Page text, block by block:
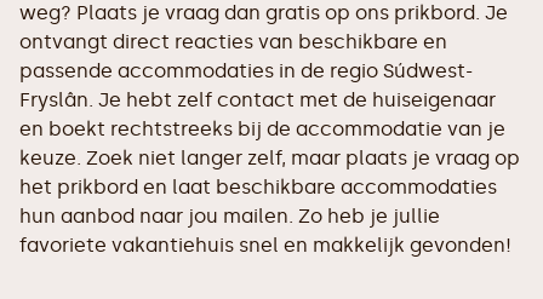
weg? Plaats je vraag dan gratis op ons prikbord. Je
ontvangt direct reacties van beschikbare en
passende accommodaties in de regio Súdwest-
Fryslân. Je hebt zelf contact met de huiseigenaar
en boekt rechtstreeks bij de accommodatie van je
keuze. Zoek niet langer zelf, maar plaats je vraag op
het prikbord en laat beschikbare accommodaties
hun aanbod naar jou mailen. Zo heb je jullie
favoriete vakantiehuis snel en makkelijk gevonden!